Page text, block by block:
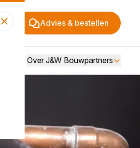
Advies & bestellen
Over J&W Bouwpartners